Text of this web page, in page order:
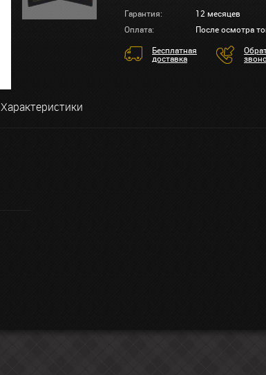
Гарантия:
12 месяцев
Оплата:
После осмотра
Бесплатная
доставка
Характеристики